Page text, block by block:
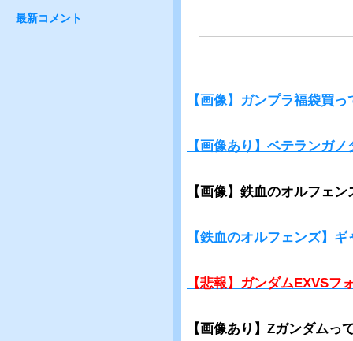
【画像】ガンプラ福袋買
【画像あり】ベテランガ
【画像】鉄血のオルフェ
【鉄血のオルフェンズ】
【悲報】ガンダムEXVS
【画像あり】Zガンダムっ
最新コメント